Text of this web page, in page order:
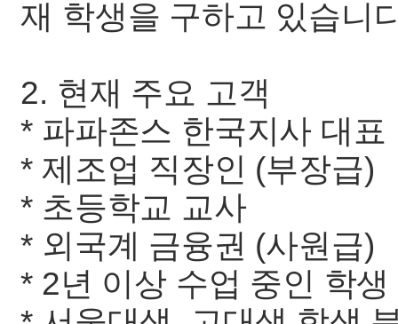
재 학생을 구하고 있습니
2. 현재 주요 고객
* 파파존스 한국지사 대표
* 제조업 직장인 (부장급)
* 초등학교 교사
* 외국계 금융권 (사원급)
* 2년 이상 수업 중인 학생